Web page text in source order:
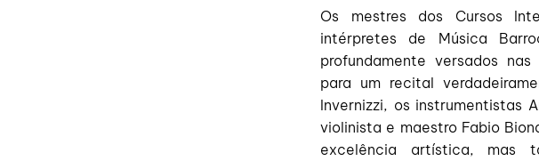
Os mestres dos Cursos
intérpretes de Música
profundamente versados
para um recital
Invernizzi, os instrumentistas
violinista e maestro Fabio
excelência artística, mas